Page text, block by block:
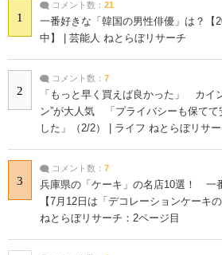
1
コメント数： 21
一番好きな「韓国の男性俳優」は？【
中】 | 芸能人 ねとらぼリサーチ
2
コメント数： 7
「もっと早く買えば良かった」 カイ
ン”が大人気 「プライバシーも保てて
した」（2/2） | ライフ ねとらぼリサ
3
コメント数： 7
兵庫県の「ケーキ」の名店10選！ 一
【7月12日は「デコレーションケーキ
ねとらぼリサーチ：2ページ目